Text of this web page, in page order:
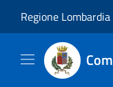
Regione Lombardia